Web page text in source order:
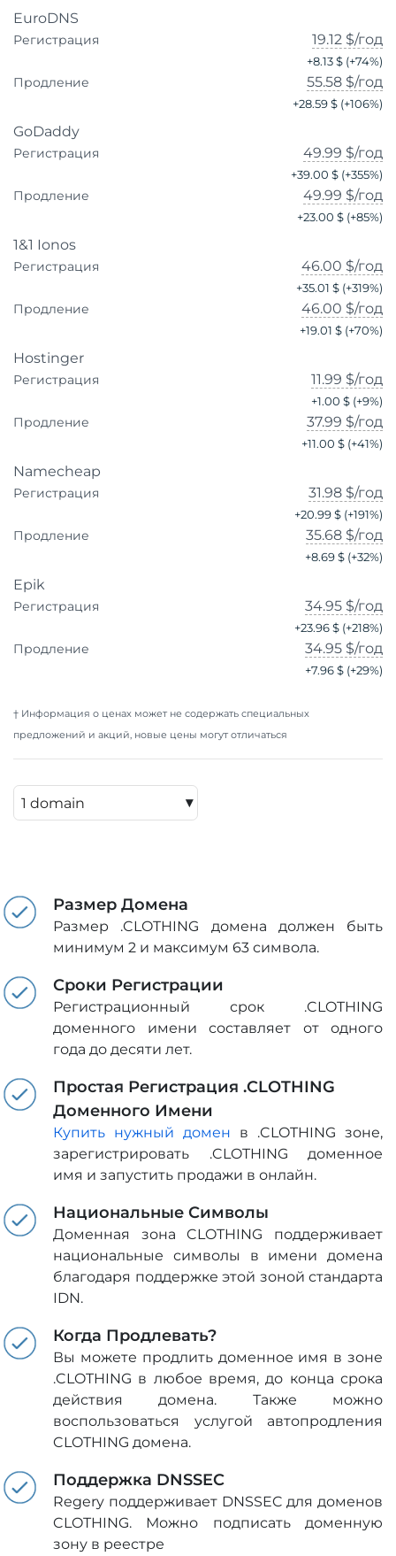
EuroDNS
Регистрация 19.12 $/год
+8.13 $ (+74%)
Продление 55.58 $/год
+28.59 $ (+106%)
GoDaddy
Регистрация 49.99 $/год
+39.00 $ (+355%)
Продление 49.99 $/год
+23.00 $ (+85%)
1&1 Ionos
Регистрация 46.00 $/год
+35.01 $ (+319%)
Продление 46.00 $/год
+19.01 $ (+70%)
Hostinger
Регистрация 11.99 $/год
+1.00 $ (+9%)
Продление 37.99 $/год
+11.00 $ (+41%)
Namecheap
Регистрация 31.98 $/год
+20.99 $ (+191%)
Продление 35.68 $/год
+8.69 $ (+32%)
Epik
Регистрация 34.95 $/год
+23.96 $ (+218%)
Продление 34.95 $/год
+7.96 $ (+29%)
† Информация о ценах может не содержать специальных
предложений и акций, новые цены могут отличаться
▾
Размер Домена
Размер .CLOTHING домена должен быть
минимум 2 и максимум 63 символа.
Сроки Регистрации
Регистрационный срок .CLOTHING
доменного имени составляет от одного
года до десяти лет.
Простая Регистрация .CLOTHING
Доменного Имени
Купить нужный домен в .CLOTHING зоне,
зарегистрировать .CLOTHING доменное
имя и запустить продажи в онлайн.
Национальные Символы
Доменная зона CLOTHING поддерживает
национальные символы в имени домена
благодаря поддержке этой зоной стандарта
IDN.
Когда Продлевать?
Вы можете продлить доменное имя в зоне
.CLOTHING в любое время, до конца срока
действия домена. Также можно
воспользоваться услугой автопродления
CLOTHING домена.
Поддержка DNSSEC
Regery поддерживает DNSSEC для доменов
CLOTHING. Можно подписать доменную
зону в реестре